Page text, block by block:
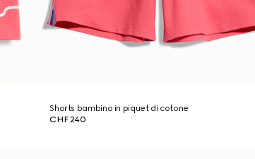
Shorts bambino in piquet di cotone
CHF 240